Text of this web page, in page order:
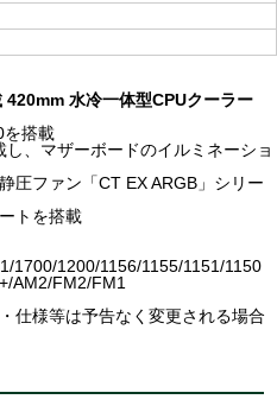
水冷一体型CPUクーラー
搭載
、マザーボードのイルミネーショ
圧ファン「CT EX ARGB」シリー
トを搭載
1700/1200/1156/1155/1151/1150
AM2/FM2/FM1
仕様等は予告なく変更される場合